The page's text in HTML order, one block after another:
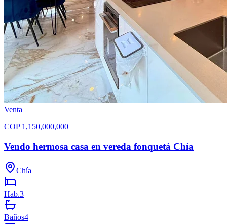
Venta
COP 1,150,000,000
Vendo hermosa casa en vereda fonquetá Chía
Chía
Hab.3
Baños4